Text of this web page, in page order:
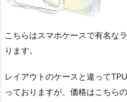
こちらはスマホケースで有名な
ります。
レイアウトのケースと違って
っておりますが、価格はこちら